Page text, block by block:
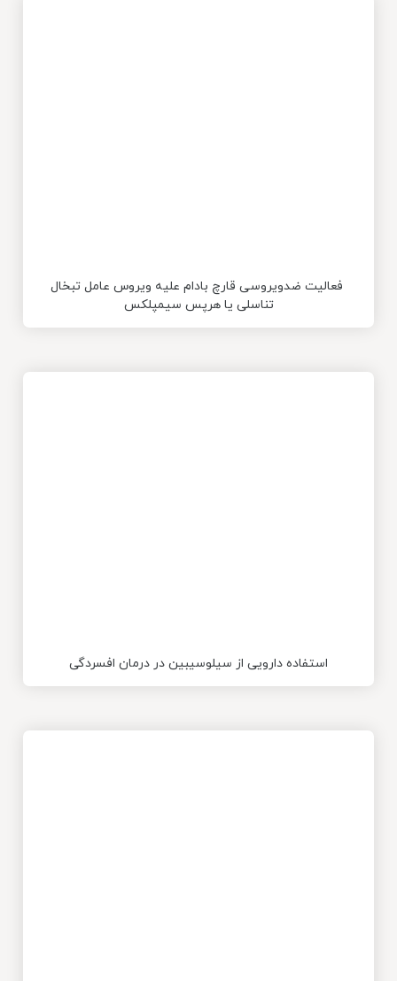
فعالیت ضدویروسی قارچ بادام علیه ویروس عامل تبخال
تناسلی یا هرپس سیمپلکس
استفاده دارویی از سیلوسیبین در درمان افسردگی